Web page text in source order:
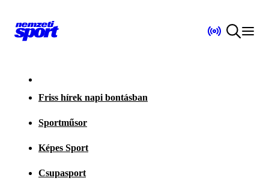
Friss hírek napi bontásban
Sportműsor
Képes Sport
Csupasport